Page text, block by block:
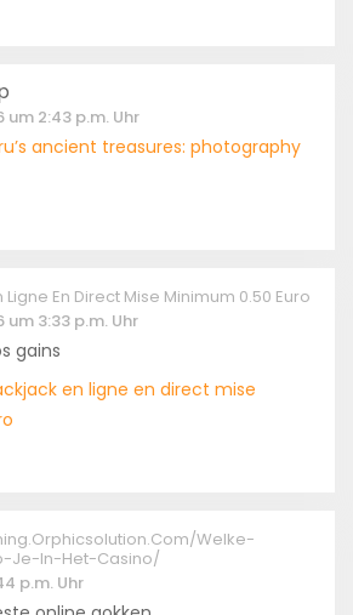
um 2:43 p.m. Uhr
ancient treasures: photography
Ligne En Direct Mise Minimum 0.50 Euro
um 3:33 p.m. Uhr
gains
en ligne en direct mise
welke-
Je-In-Het-Casino/
p.m. Uhr